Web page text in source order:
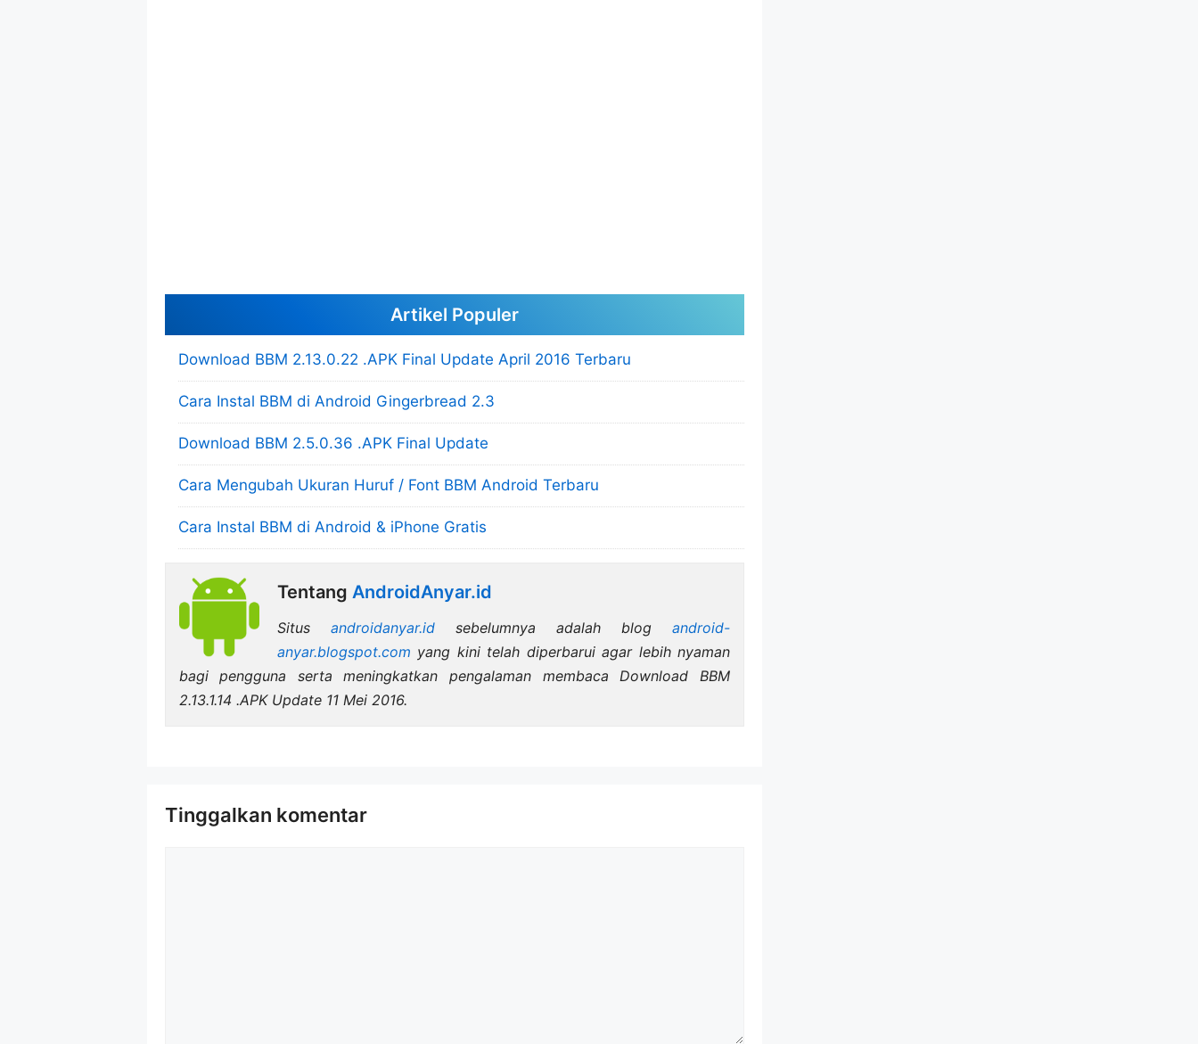
Artikel Populer
Download BBM 2.13.0.22 .APK Final Update April 2016 Terbaru
Cara Instal BBM di Android Gingerbread 2.3
Download BBM 2.5.0.36 .APK Final Update
Cara Mengubah Ukuran Huruf / Font BBM Android Terbaru
Cara Instal BBM di Android & iPhone Gratis
Tentang AndroidAnyar.id
Situs androidanyar.idsebelumnya adalah blogandroid-
anyar.blogspot.com yang kini telah diperbarui agar lebih nyaman
bagi pengguna serta meningkatkan pengalaman membaca Download BBM
2.13.1.14 .APK Update 11 Mei 2016.
Tinggalkan komentar